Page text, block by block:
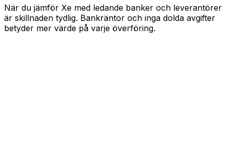
När du jämför Xe med ledande banker och leverantörer
är skillnaden tydlig. Bankräntor och inga dolda avgifter
betyder mer värde på varje överföring.